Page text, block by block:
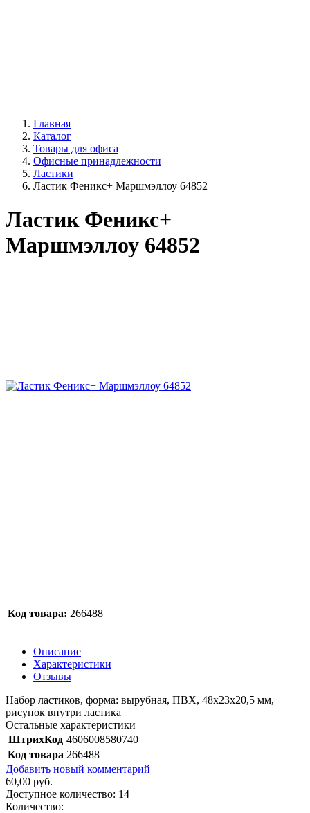
Главная
Каталог
Товары для офиса
Офисные принадлежности
Ластики
Ластик Феникс+ Маршмэллоу 64852
Ластик Феникс+
Маршмэллоу 64852
Код товара: 266488
Описание
Характеристики
Отзывы
Набор ластиков, форма: вырубная, ПВХ, 48х23х20,5 мм,
рисунок внутри ластика
Остальные характеристики
ШтрихКод 4606008580740
Код товара 266488
Добавить новый комментарий
60,00 руб.
Доступное количество: 14
Количество: